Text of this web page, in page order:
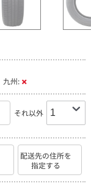
九州:
それ以外
配送先の住所を
指定する